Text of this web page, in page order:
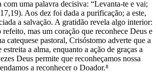
uma palavra decisiva: “Levanta-te e vai;
Aos dez foi dada a purificação; a este,
a salvação. A gratidão revela algo interior:
refeito, mas um coração que reconhece Deus e
catequese pastoral, Crisóstomo adverte que a
a alma, enquanto a ação de graças a
Deus permite que reconheçamos nossa
a reconhecer o Doador.⁸